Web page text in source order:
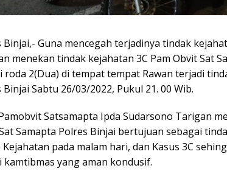
Binjai,- Guna mencegah terjadinya tindak
menekan tindak kejahatan 3C Pam Obvit Sat
roda 2(Dua) di tempat tempat Rawan terjadi
Binjai Sabtu 26/03/2022, Pukul 21. 00 Wib.
Satsamapta Ipda Sudarsono Tarigan
Samapta Polres Binjai bertujuan sebagai
pada malam hari, dan Kasus 3C
kamtibmas yang aman kondusif.